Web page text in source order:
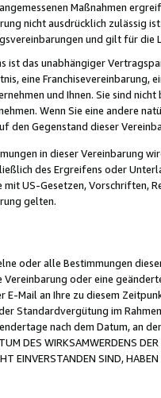
Maßnahmen
nicht ausdrücklich zulässig
und gilt für die
ist das unabhängiger
eine Franchisevereinbarung,
und Ihnen. Sie sind
Wenn Sie eine andere
den Gegenstand dieser
in dieser Vereinbarung
des Ergreifens oder
US-Gesetzen, Vorschriften,
gelten.
oder alle Bestimmungen
oder eine
E-Mail an Ihre zu diesem
Standardvergütung im
nach dem Datum, an
DES WIRKSAMWERDENS
EINVERSTANDEN SIND,